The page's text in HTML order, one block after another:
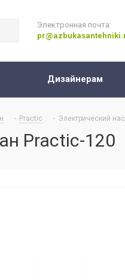
Электронная почта:
Дизайнерам
- Practic - Электрический
Practic-120